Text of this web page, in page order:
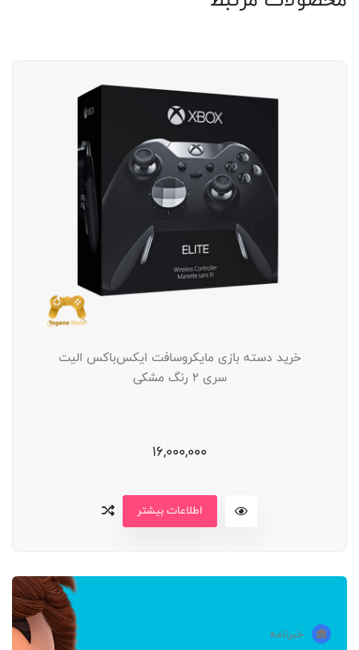
خرید دسته بازی مایکروسافت ایکس‌باکس الیت
سری 2 رنگ مشکی
16,000,000
اطلاعات بیشتر
خبرنامه